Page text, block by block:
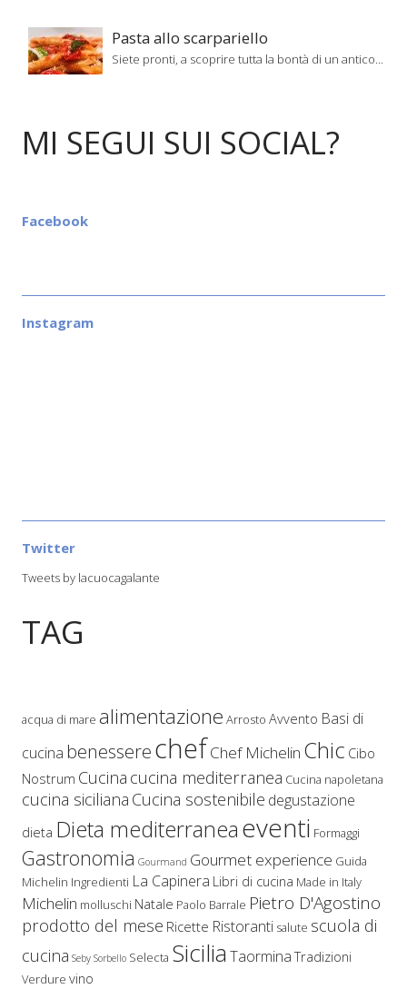
Pasta allo scarpariello
Siete pronti, a scoprire tutta la bontà di un antico...
MI SEGUI SUI SOCIAL?
Facebook
Instagram
Twitter
Tweets by lacuocagalante
TAG
acqua di mare alimentazione Arrosto Avvento Basi di
cucina benesserechefChef Michelin Chic Cibo
Nostrum Cucina cucina mediterranea Cucina napoletana
cucina siciliana Cucina sostenibile degustazione
dieta Dieta mediterraneaeventi Formaggi
Gastronomia Gourmand Gourmet experience Guida
Michelin Ingredienti La Capinera Libri di cucina Made in Italy
Michelin molluschi Natale Paolo Barrale Pietro D'Agostino
prodotto del mese Ricette Ristoranti salute scuola di
cucina Seby Sorbello Selecta Sicilia Taormina Tradizioni
Verdure vino